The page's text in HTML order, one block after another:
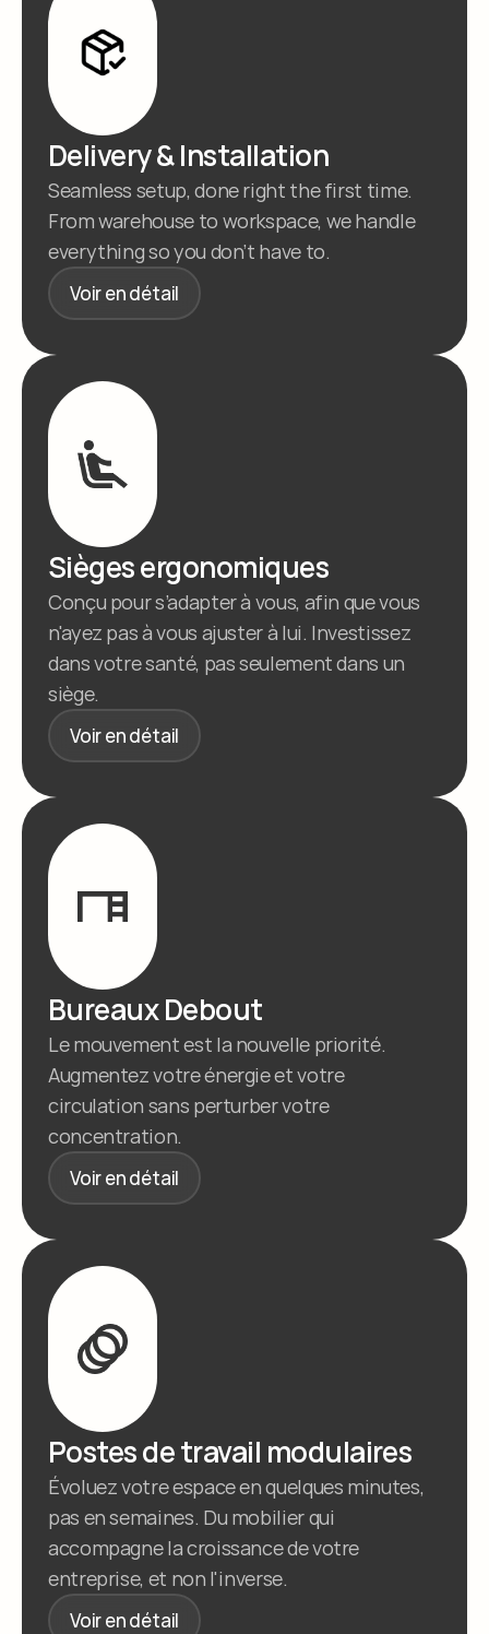
Delivery & Installation
Seamless setup, done right the first time.
From warehouse to workspace, we handle
everything so you don’t have to.
Voir en détail
Sièges ergonomiques
Conçu pour s’adapter à vous, afin que vous
n'ayez pas à vous ajuster à lui. Investissez
dans votre santé, pas seulement dans un
siège.
Voir en détail
Bureaux Debout
Le mouvement est la nouvelle priorité.
Augmentez votre énergie et votre
circulation sans perturber votre
concentration.
Voir en détail
Postes de travail modulaires
Évoluez votre espace en quelques minutes,
pas en semaines. Du mobilier qui
accompagne la croissance de votre
entreprise, et non l'inverse.
Voir en détail